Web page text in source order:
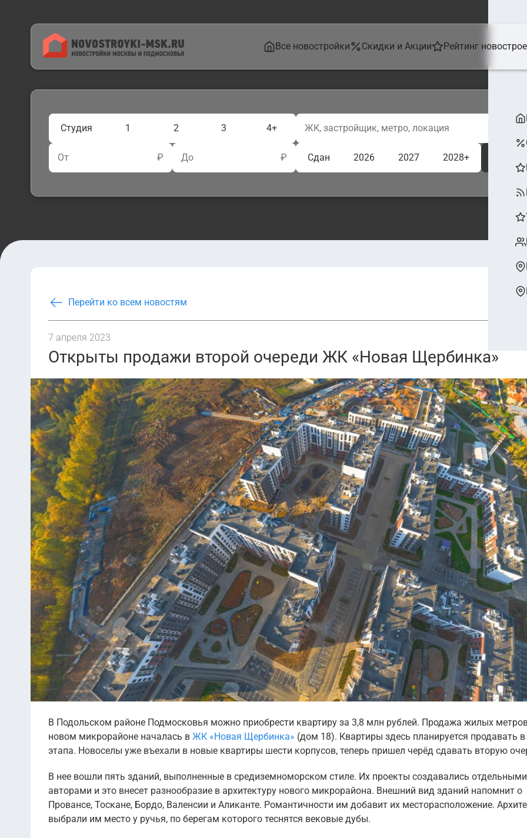
Все новостройки Скидки и Акции Рейтинг
Студия 1 2 3 4+
От ₽ До ₽ Сдан 2026 2027 2028+
Перейти ко всем новостям
7 апреля 2023
Открыты продажи второй очереди ЖК «Новая Щербинка»
В Подольском районе Подмосковья можно приобрести квартиру за 3,8 млн рублей. Продажа жилых
новом микрорайоне началась в ЖК «Новая Щербинка» (дом 18). Квартиры здесь планируется продавать в
этапа. Новоселы уже въехали в новые квартиры шести корпусов, теперь пришел черёд сдавать вторую
В нее вошли пять зданий, выполненные в средиземноморском стиле. Их проекты создавались отдельными
авторами и это внесет разнообразие в архитектуру нового микрорайона. Внешний вид зданий напомнит о
Провансе, Тоскане, Бордо, Валенсии и Аликанте. Романтичности им добавит их месторасположение.
выбрали им место у ручья, по берегам которого теснятся вековые дубы.